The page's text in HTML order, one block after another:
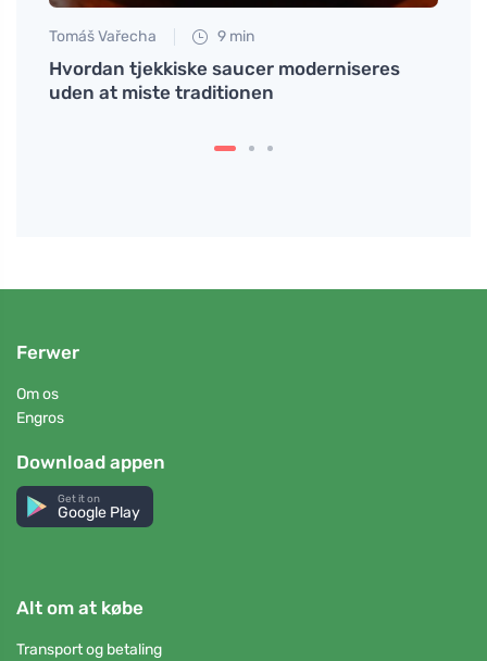
Tomáš Vařecha 9 min
Hvordan tjekkiske saucer moderniseres
uden at miste traditionen
Ferwer
Om os
Engros
Download appen
Get it on
Google Play
Alt om at købe
Transport og betaling